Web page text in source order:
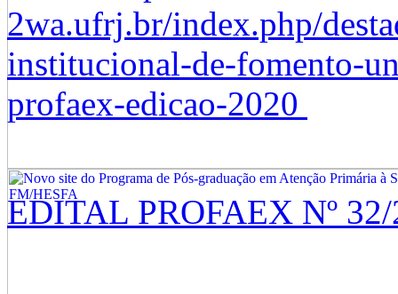
2wa.ufrj.br/index.php/
institucional-de-fomento-
profaex-edicao-2020
EDITAL PROFAEX Nº